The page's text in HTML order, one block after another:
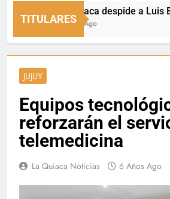
TITULARES
La Quiaca despide a Luis
6 Horas Ago
JUJUY
Equipos
reforzarán el
telemedicina
La Quiaca Noticias 6 Años Ago